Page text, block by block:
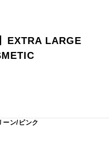
EXTRA LARGE
ーン/ピンク